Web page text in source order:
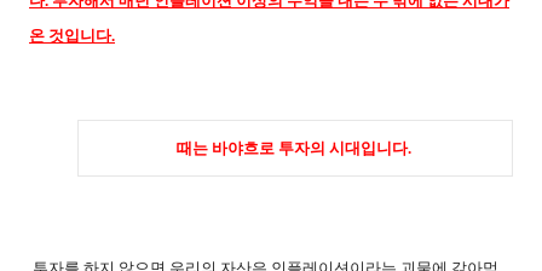
온 것입니다.
때는 바야흐로 투자의 시대입니다.